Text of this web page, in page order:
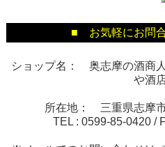
■ お気軽にお問
ショップ名： 奥志摩の酒商
や酒店
所在地： 三重県志摩
TEL : 0599-85-0420 /